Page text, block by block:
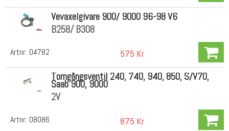
Artnr: 04782
Vevaxelgivare 900/ 9000 96-98 V6
B258/ B308
575 Kr
Artnr: 08086
Tomgångsventil 240, 740, 940, 850, S/V70,
Saab 900, 9000
2V
875 Kr